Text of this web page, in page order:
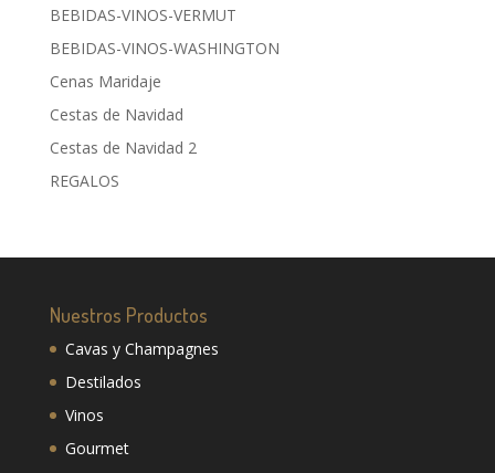
BEBIDAS-VINOS-VERMUT
BEBIDAS-VINOS-WASHINGTON
Cenas Maridaje
Cestas de Navidad
Cestas de Navidad 2
REGALOS
Nuestros Productos
Cavas y Champagnes
Destilados
Vinos
Gourmet